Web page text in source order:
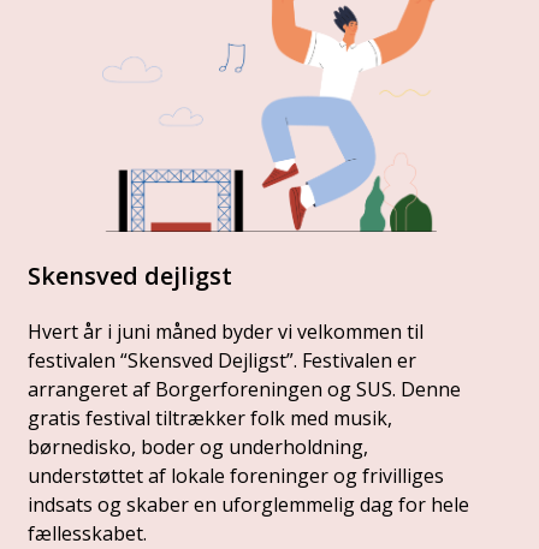
Skensved dejligst
Hvert år i juni måned byder vi velkommen til
festivalen “Skensved Dejligst”. Festivalen er
arrangeret af Borgerforeningen og SUS. Denne
gratis festival tiltrækker folk med musik,
børnedisko, boder og underholdning,
understøttet af lokale foreninger og frivilliges
indsats og skaber en uforglemmelig dag for hele
fællesskabet.